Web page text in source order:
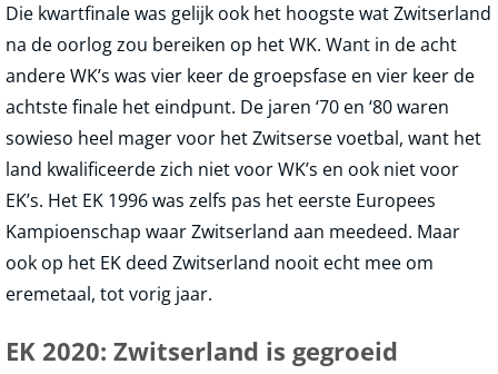
Die kwartfinale was gelijk ook het hoogste wat Zwitserland
na de oorlog zou bereiken op het WK. Want in de acht
andere WK’s was vier keer de groepsfase en vier keer de
achtste finale het eindpunt. De jaren ‘70 en ‘80 waren
sowieso heel mager voor het Zwitserse voetbal, want het
land kwalificeerde zich niet voor WK’s en ook niet voor
EK’s. Het EK 1996 was zelfs pas het eerste Europees
Kampioenschap waar Zwitserland aan meedeed. Maar
ook op het EK deed Zwitserland nooit echt mee om
eremetaal, tot vorig jaar.
EK 2020: Zwitserland is gegroeid